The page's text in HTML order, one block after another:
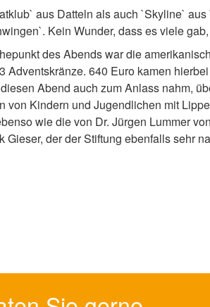
aus Datteln als auch `Skyline`
Kein Wunder, dass es viele
des Abends war die
Adventskränze. 640 Euro kamen
Abend auch zum Anlass nahm,
von Kindern und Jugendlichen mit
wie die von Dr. Jürgen Lummer
Gieser, der der Stiftung ebenfalls sehr